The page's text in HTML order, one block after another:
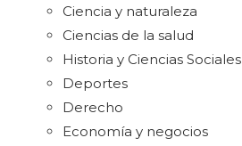
Ciencia y naturaleza
Ciencias de la salud
Historia y Ciencias Sociales
Deportes
Derecho
Economía y negocios